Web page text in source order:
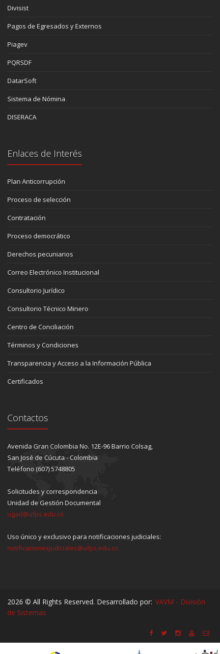
Divisist
Pagos de Egresados y Externos
Piagev
PQRSDF
DatarSoft
Sistema de Nómina
DISERACA
Enlaces de Interés
Plan Anticorrupción
Proceso de selección
Contratación
Proceso democrático
Derechos pecuniarios
Correo Electrónico Institucional
Consultorio Jurídico
Consultorio Técnico Minero
Centro de Conciliación
Términos y Condiciones
Transparencia y Acceso a la Información Pública
Certificados
Contactos
Avenida Gran Colombia No. 12E-96 Barrio Colsag,
San José de Cúcuta - Colombia
Teléfono (607) 5748805
Solicitudes y correspondencia
Unidad de Gestión Documental
ugad@ufps.edu.co
Uso único y exclusivo para notificaciones judiciales:
notificacionesjudiciales@ufps.edu.co
2026 © All Rights Reserved. Desarrollado por: VAVM - División
de Sistemas